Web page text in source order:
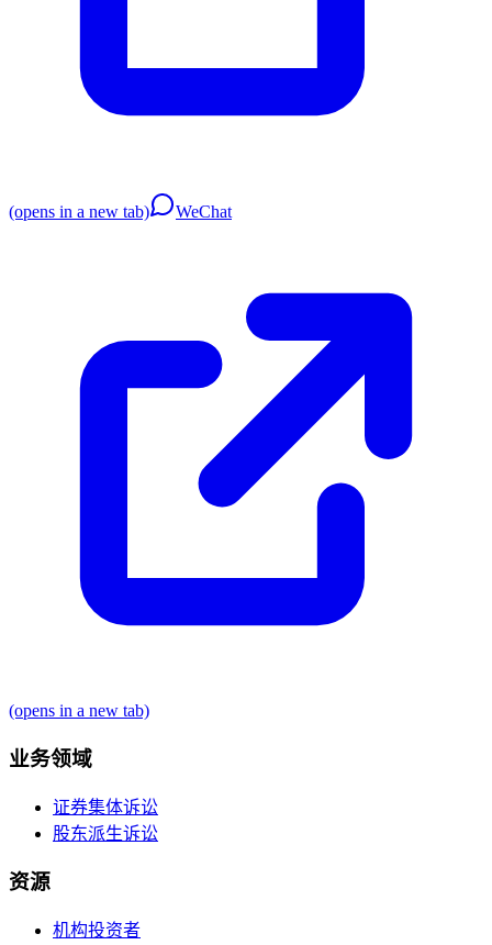
(opens in a new tab) WeChat
(opens in a new tab)
业务领域
证券集体诉讼
股东派生诉讼
资源
机构投资者